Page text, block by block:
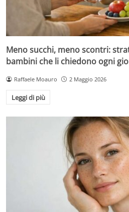
Meno succhi, meno scontri:
bambini che li chiedono ogni
Raffaele Moauro 2 Maggio 2026
Leggi di più